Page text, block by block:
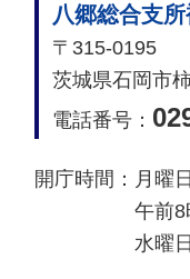
八郷総合支
〒315-0195
茨城県石岡市
電話番号：
開庁時間： 月曜
午前
水曜